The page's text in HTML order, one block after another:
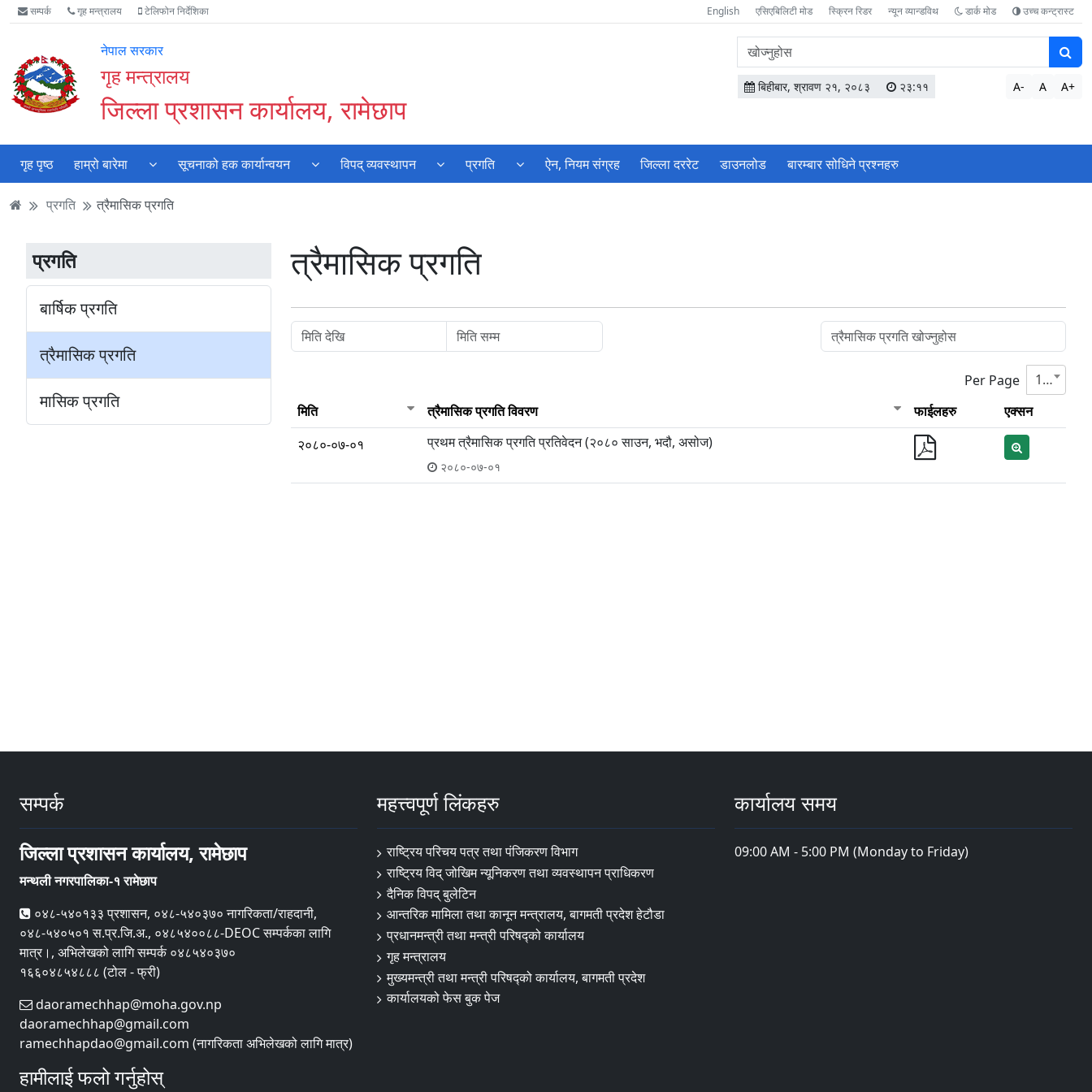
Accessibility
Mode
गर्नुहोस्
मुख्य
सामाग्री
मुख्य
नेभिगेसन
वेबसाइट
खोजमा
सम्पर्क गृह मन्त्रालय टेलिफोन निर्देशिका English एसिएबिलिटी मोड स्क्रिन रिडर न्यून व्यान्डविथ डार्क मोड उच्च कन्ट्रास्ट
नेपाल सरकार
गृह मन्त्रालय
जिल्ला प्रशासन कार्यालय, रामेछाप
वेबसाइटमा
सामग्री
खोज्नुहोस
बिहीबार, श्रावण २१, २०८३ २३:११ A- A A+
गृह पृष्ठ हाम्रो बारेमा सूचनाको हक कार्यान्वयन विपद् व्यवस्थापन प्रगति ऐन, नियम संग्रह जिल्ला दररेट डाउनलोड बारम्बार सोधिने प्रश्‍नहरु
प्रगति त्रैमासिक प्रगति
प्रगति
बार्षिक प्रगति
त्रैमासिक प्रगति
मासिक प्रगति
त्रैमासिक प्रगति
Per Page
10
मिति
त्रैमासिक प्रगति विवरण फाईलहरु
एक्सन
२०८०-०७-०१
प्रथम त्रैमासिक प्रगति प्रतिवेदन (२०८० साउन, भदौ, असोज)
२०८०-०७-०१
सम्पर्क
जिल्ला प्रशासन कार्यालय, रामेछाप
मन्थली नगरपालिका-१ रामेछाप
०४८-५४०१३३ प्रशासन, ०४८-५४०३७० नागरिकता/राहदानी,
०४८-५४०५०१ स.प्र.जि.अ., ०४८५४००८८-DEOC सम्पर्कका लागि
मात्र।, अभिलेखको लागि सम्पर्क ०४८५४०३७०
१६६०४८५४८८८ (टोल - फ्री)
daoramechhap@moha.gov.np
daoramechhap@gmail.com
ramechhapdao@gmail.com (नागरिकता अभिलेखको लागि मात्र)
हामीलाई फलो गर्नुहोस्
महत्त्वपूर्ण लिंकहरु
राष्ट्रिय परिचय पत्र तथा पंजिकरण विभाग
राष्ट्रिय विद् जोखिम न्यूनिकरण तथा व्यवस्थापन प्राधिकरण
दैनिक विपद् बुलेटिन
आन्तरिक मामिला तथा कानून मन्त्रालय, बागमती प्रदेश हेटौडा
प्रधानमन्त्री तथा मन्त्री परिषद्को कार्यालय
गृह मन्त्रालय
मुख्यमन्त्री तथा मन्त्री परिषद्को कार्यालय, बागमती प्रदेश
कार्यालयको फेस बुक पेज
कार्यालय समय
09:00 AM - 5:00 PM (Monday to Friday)